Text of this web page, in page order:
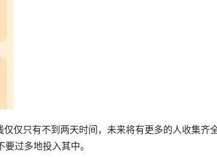
仅只有不到两天时间，未来将有更多的人收集齐
过多地投入其中。